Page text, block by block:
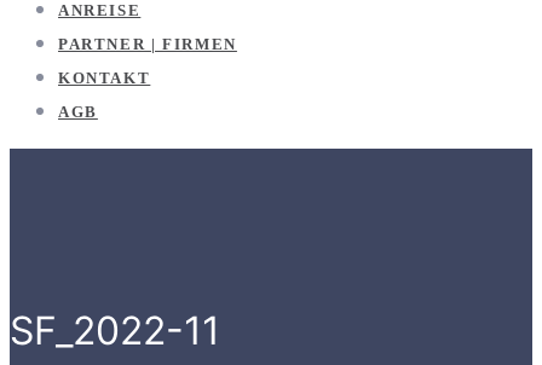
ANREISE
PARTNER | FIRMEN
KONTAKT
AGB
SF_2022-11